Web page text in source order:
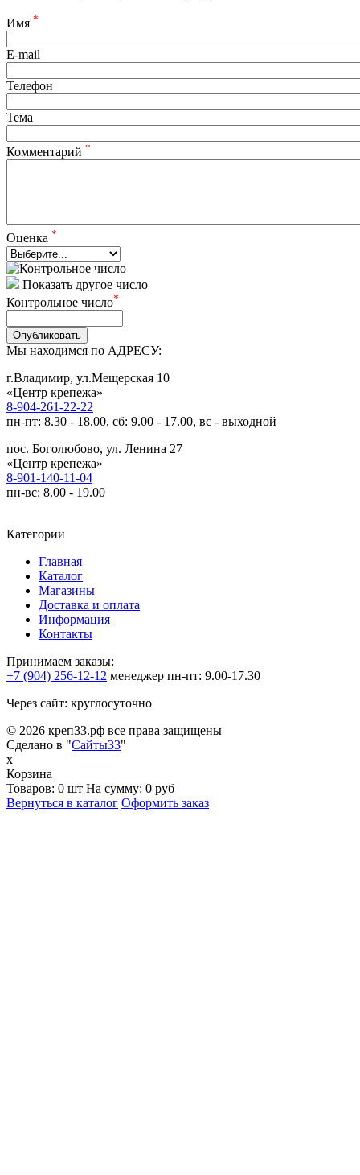
Имя *
E-mail
Телефон
Тема
Комментарий *
Оценка *
Показать другое число
Контрольное число*
Опубликовать
Мы находимся по АДРЕСУ:
г.Владимир, ул.Мещерская 10
«Центр крепежа»
8-904-261-22-22
пн-пт: 8.30 - 18.00, сб: 9.00 - 17.00, вс - выходной
пос. Боголюбово, ул. Ленина 27
«Центр крепежа»
8-901-140-11-04
пн-вс: 8.00 - 19.00
Категории
Главная
Каталог
Магазины
Доставка и оплата
Информация
Контакты
Принимаем заказы:
+7 (904) 256-12-12 менеджер пн-пт: 9.00-17.30
Через сайт: круглосуточно
© 2026 креп33.рф все права защищены
Сделано в "Сайты33"
x
Корзина
Товаров: 0 шт На сумму: 0 руб
Вернуться в каталог Оформить заказ